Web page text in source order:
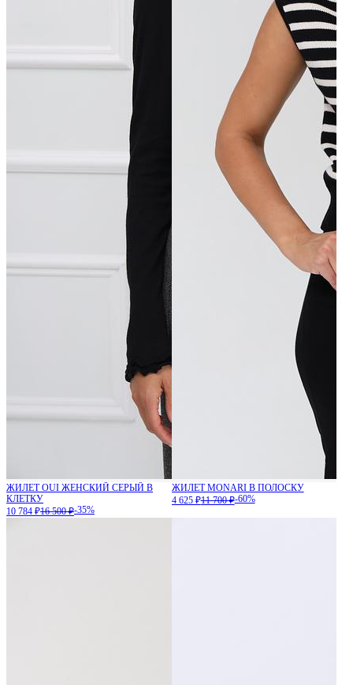
ЖИЛЕТ OUI ЖЕНСКИЙ СЕРЫЙ В
КЛЕТКУ
10 784 ₽16 500 ₽-35%
ЖИЛЕТ MONARI В ПОЛОСКУ
4 625 ₽11 700 ₽-60%